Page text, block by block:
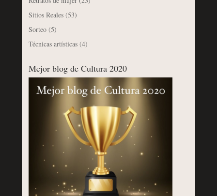
Sitios Reales(53)
Sorteo(5)
Técnicas artísticas(4)
Mejor blog de Cultura 2020